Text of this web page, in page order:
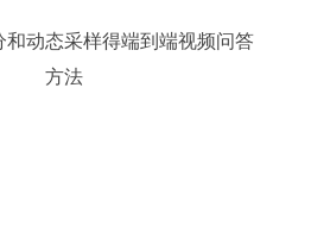
和动态采样得端到端视频问答
方法